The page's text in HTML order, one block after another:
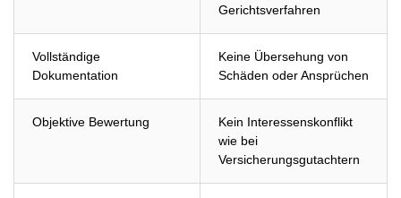
Gerichtsverfahren
Vollständige
Dokumentation
Keine Übersehung von
Schäden oder Ansprüchen
Objektive Bewertung
Kein Interessenskonflikt
wie bei
Versicherungsgutachtern